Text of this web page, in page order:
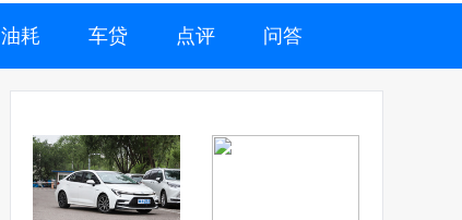
油耗 车贷 点评 问答